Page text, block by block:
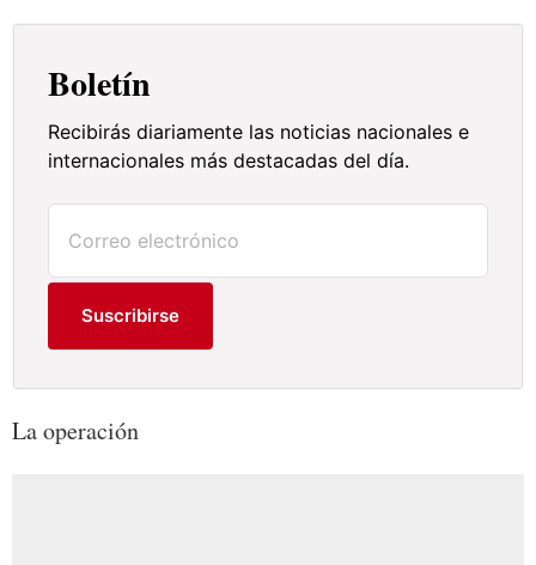
Boletín
Recibirás diariamente las noticias nacionales e
internacionales más destacadas del día.
Suscribirse
La operación